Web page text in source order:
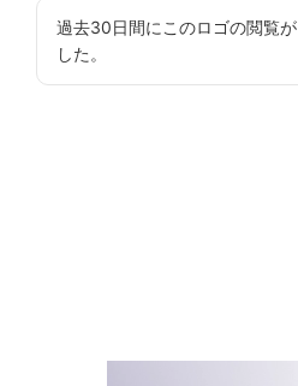
過去30日間にこのロゴの閲覧が
した。